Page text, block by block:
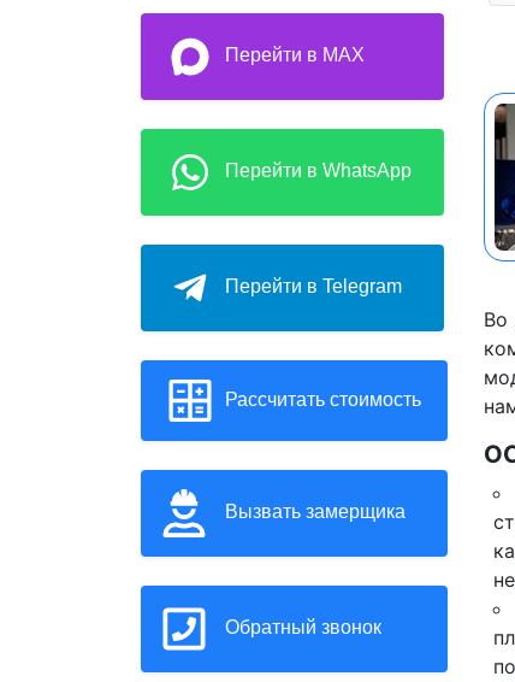
Перейти в MAX
Перейти в WhatsApp
Перейти в Telegram
Рассчитать стоимость
Вызвать замерщика
Обратный звонок
Во